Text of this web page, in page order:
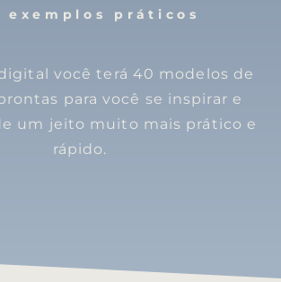
exemplos práticos
você terá 40 modelos de
para você se inspirar e
um jeito muito mais prático e
rápido.